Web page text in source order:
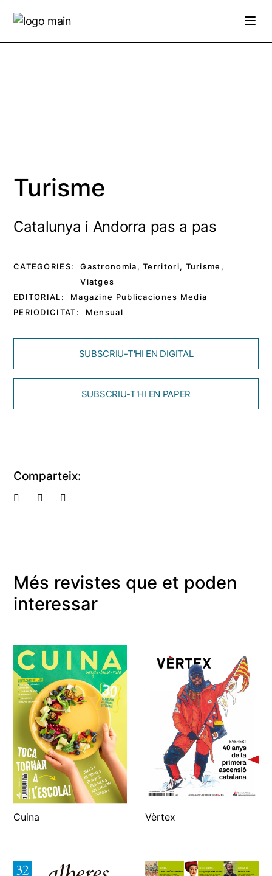
the
Turisme
Catalunya i Andorra pas a pas
CATEGORIES: Gastronomia,Territori, Turisme ,
Viatges
EDITORIAL:
Magazine Publicaciones Media
PERIODICITAT:
Mensual
SUBSCRIU-T'HI EN DIGITAL
SUBSCRIU-T'HI EN PAPER
Comparteix:
Més revistes que et poden
interessar
Cuina Vèrtex